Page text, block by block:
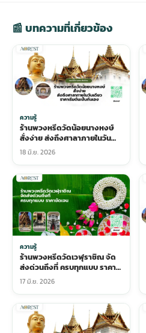
📰 บทความที่เกี่ยวข้อง
ความรู้
ร้านพวงหรีดวัดน้อยนางหงษ์
สั่งง่าย ส่งถึงศาลาภายในวัน
เดียว ราคาเริ่มต้นเป็นกันเอง
18 มิ.ย. 2026
ความรู้
ร้านพวงหรีดวัดเวฬุราชิณ จัด
ส่งด่วนถึงที่ ครบทุกแบบ ราคา
ชัดเจน
17 มิ.ย. 2026